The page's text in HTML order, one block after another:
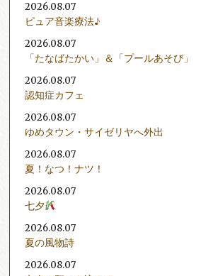
2026.08.07
ピュア音楽療法♪
2026.08.07
「たなばたかい」＆「プールあそび」
2026.08.07
認知症カフェ
2026.08.07
ゆめタウン・サイゼリヤへ外出
2026.08.07
夏！なつ！ナツ！
2026.08.07
七夕
2026.08.07
夏の風物詩
2026.08.07